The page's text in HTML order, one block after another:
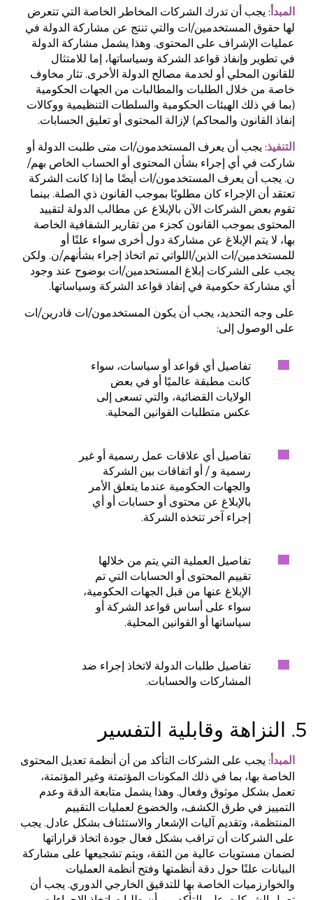
المبدأ: يجب أن تدرك الشركات المخاطر الخاصة التي تتعرض
لها حقوق المستخدمين/ات والتي تنتج عن مشاركة الدولة في
عمليات الإشراف على المحتوى. وهذا يشمل مشاركة الدولة
في تطوير وإنفاذ قواعد الشركة وسياساتها، إما للامتثال
للقانون المحلي أو لخدمة مصالح الدولة الأخرى. تثار مخاوف
خاصة من خلال الطلبات والمطالبات من الجهات الحكومية
(بما في ذلك الهيئات الحكومية والسلطات التنظيمية ووكالات
إنفاذ القانون والمحاكم) لإزالة المحتوى أو تعليق الحسابات.
التنفيذ: يجب أن يعرف المستخدمون/ات متى طلبت الدولة أو
شاركت في أي إجراء بشأن المحتوى أو الحساب الخاص بهم/
ن. يجب أن يعرف المستخدمون/ات أيضًا ما إذا كانت الشركة
تعتقد أن الإجراء كان مطلوبًا بموجب القانون ذي الصلة. بينما
تقوم بعض الشركات الآن بالإبلاغ عن مطالب الدولة لتقييد
المحتوى بموجب القانون كجزء من تقارير الشفافية الخاصة
بها، لا يتم الإبلاغ عن مشاركة دول أخرى سواء علنًا أو
للمستخدمين/ات الذين/اللواتي تم اتخاذ إجراء بشأنهم/ن. ولكن
يجب على الشركات إبلاغ المستخدمين/ات بوضوح عند وجود
أي مشاركة حكومية في إنفاذ قواعد الشركة وسياساتها.
على وجه التحديد، يجب أن يكون المستخدمون/ات قادرين/ات
على الوصول إلى:
تفاصيل أي قواعد أو سياسات، سواء
كانت مطبقة عالميًا أو في بعض
الولايات القضائية، والتي تسعى إلى
عكس متطلبات القوانين المحلية.
تفاصيل أي علاقات عمل رسمية أو غير
رسمية و / أو اتفاقات بين الشركة
والجهات الحكومية عندما يتعلق الأمر
بالإبلاغ عن محتوى أو حسابات أو أي
إجراء آخر تتخذه الشركة.
تفاصيل العملية التي يتم من خلالها
تقييم المحتوى أو الحسابات التي تم
الإبلاغ عنها من قبل الجهات الحكومية،
سواء على أساس قواعد الشركة أو
سياساتها أو القوانين المحلية.
تفاصيل طلبات الدولة لاتخاذ إجراء ضد
المشاركات والحسابات.
5. النزاهة وقابلية التفسير
المبدأ: يجب على الشركات التأكد من أن أنظمة تعديل المحتوى
الخاصة بها، بما في ذلك المكونات المؤتمتة وغير المؤتمتة،
تعمل بشكل موثوق وفعال. وهذا يشمل متابعة الدقة وعدم
التمييز في طرق الكشف، والخضوع لعمليات التقييم
المنتظمة، وتقديم آليات الإشعار والاستئناف بشكل عادل. يجب
على الشركات أن تراقب بشكل فعال جودة اتخاذ قراراتها
لضمان مستويات عالية من الثقة، ويتم تشجيعها على مشاركة
البيانات علنًا حول دقة أنظمتها وفتح أنظمة العمليات
والخوارزميات الخاصة بها للتدقيق الخارجي الدوري. يجب أن